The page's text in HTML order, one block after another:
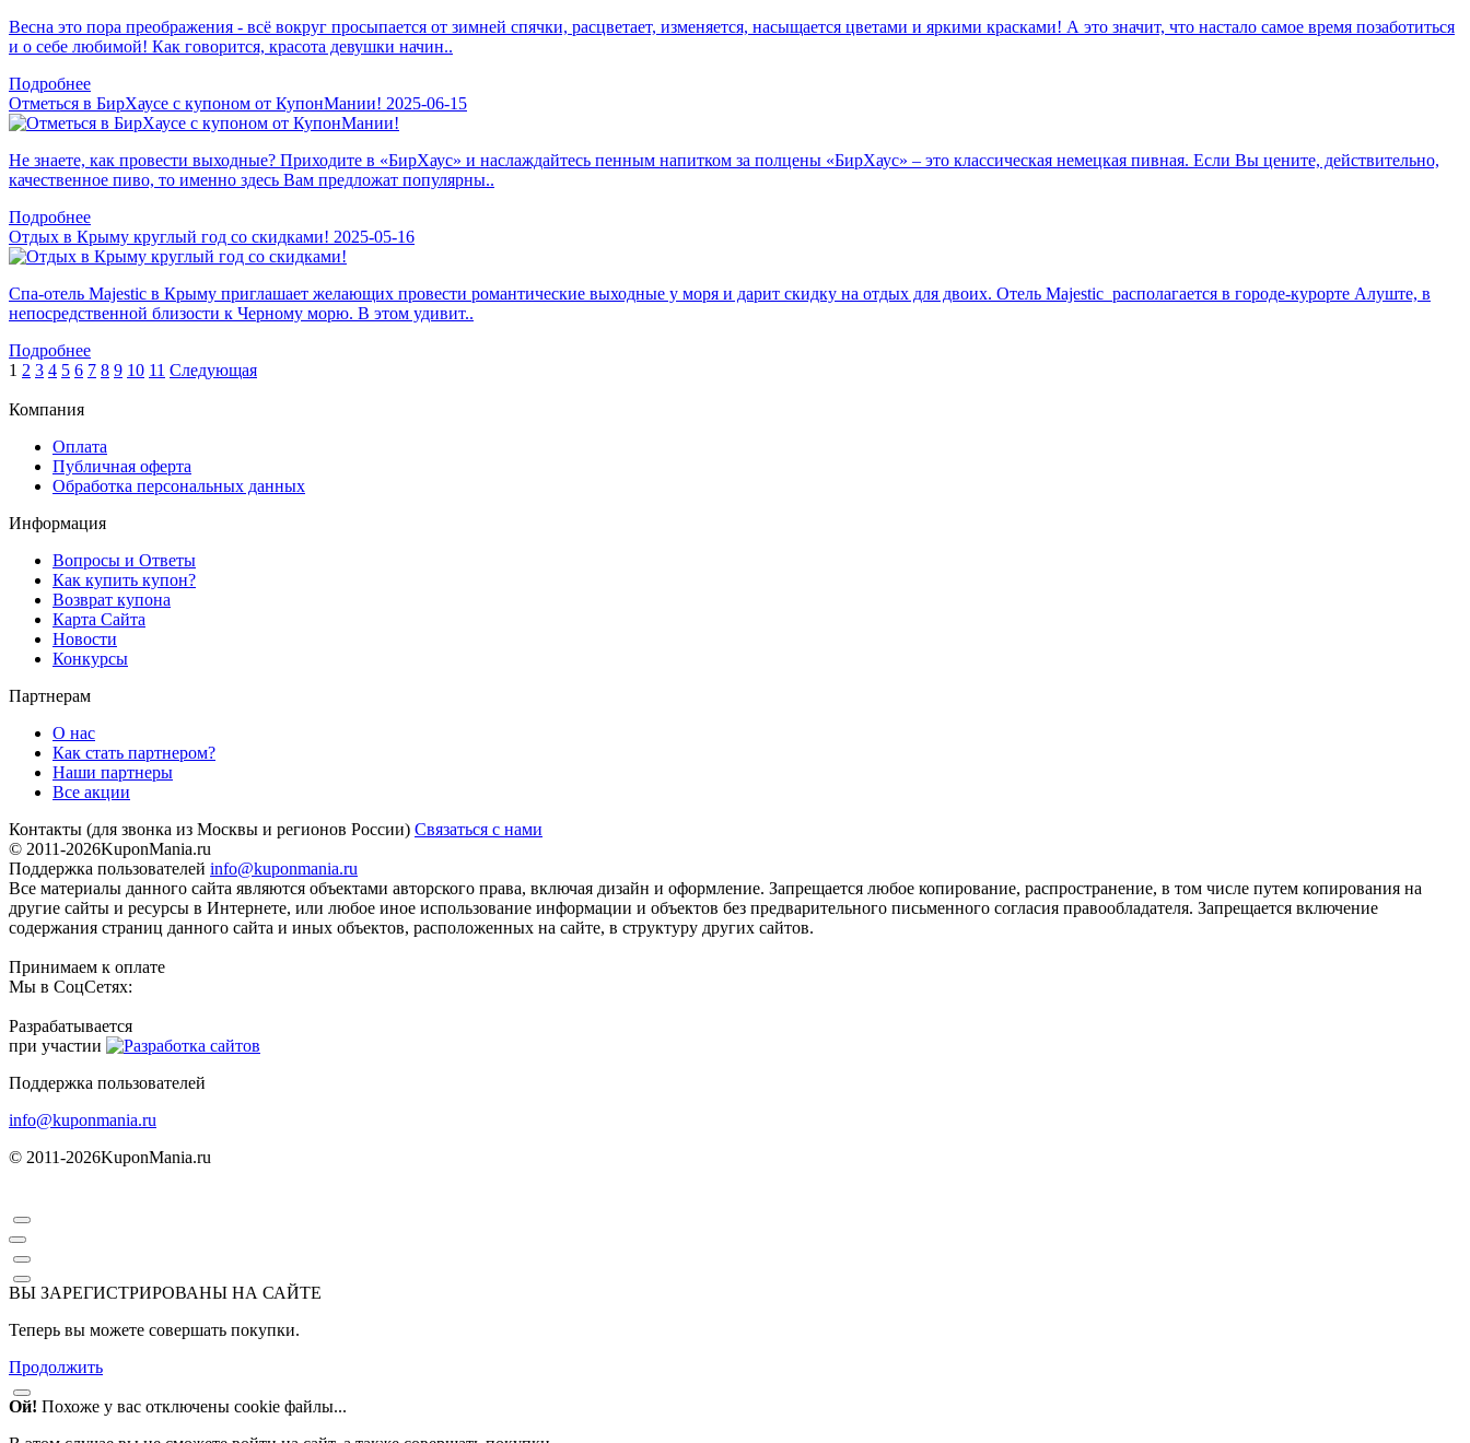
Весна это пора преображения - всё вокруг просыпается от зимней спячки, расцветает, изменяется, насыщается цветами и яркими красками! А это значит, что настало самое время позаботиться
и о себе любимой! Как говорится, красота девушки начин..
Подробнее
Отметься в БирХаусе с купоном от КупонМании! 2025-06-15
Не знаете, как провести выходные? Приходите в «БирХаус» и наслаждайтесь пенным напитком за полцены «БирХаус» – это классическая немецкая пивная. Если Вы цените, действительно,
качественное пиво, то именно здесь Вам предложат популярны..
Подробнее
Отдых в Крыму круглый год со скидками! 2025-05-16
Спа-отель Majestic в Крыму приглашает желающих провести романтические выходные у моря и дарит скидку на отдых для двоих. Отель Majestic располагается в городе-курорте Алуште, в
непосредственной близости к Черному морю. В этом удивит..
Подробнее
1 2 3 4 5 6 7 8 9 10 11 Следующая
Компания
Оплата
Публичная оферта
Обработка персональных данных
Информация
Вопросы и Ответы
Как купить купон?
Возврат купона
Карта Сайта
Новости
Конкурсы
Партнерам
О нас
Как стать партнером?
Наши партнеры
Все акции
Контакты (для звонка из Москвы и регионов России) Связаться с нами
© 2011-2026KuponMania.ru
Поддержка пользователей info@kuponmania.ru
Все материалы данного сайта являются объектами авторского права, включая дизайн и оформление. Запрещается любое копирование, распространение, в том числе путем копирования на
другие сайты и ресурсы в Интернете, или любое иное использование информации и объектов без предварительного письменного согласия правообладателя. Запрещается включение
содержания страниц данного сайта и иных объектов, расположенных на сайте, в структуру других сайтов.
Принимаем к оплате
Мы в СоцСетях:
Разрабатывается
при участии
Поддержка пользователей
info@kuponmania.ru
© 2011-2026KuponMania.ru
ВЫ ЗАРЕГИСТРИРОВАНЫ НА САЙТЕ
Теперь вы можете совершать покупки.
Продолжить
Ой! Похоже у вас отключены cookie файлы...